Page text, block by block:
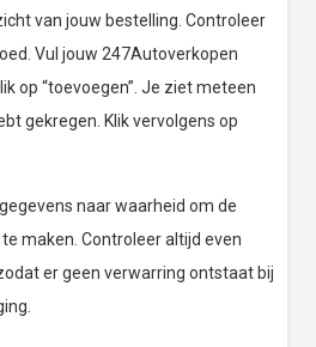
van jouw bestelling. Controleer
Vul jouw 247Autoverkopen
op “toevoegen”. Je ziet meteen
gekregen. Klik vervolgens op
naar waarheid om de
maken. Controleer altijd even
er geen verwarring ontstaat bij